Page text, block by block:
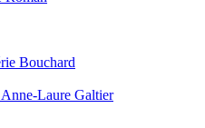
Bouchard
Laure Galtier